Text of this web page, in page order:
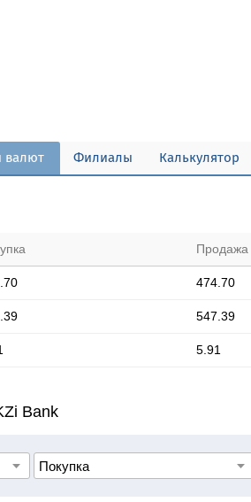
валют Филиалы Калькулятор
Продажа
474.70
547.39
5.91
Bank